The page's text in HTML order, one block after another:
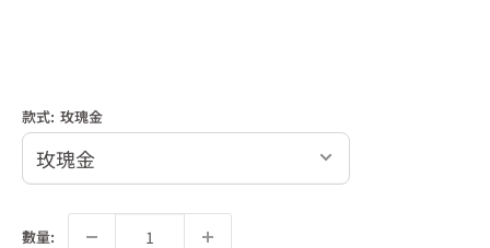
款式: 玫瑰金
數量: